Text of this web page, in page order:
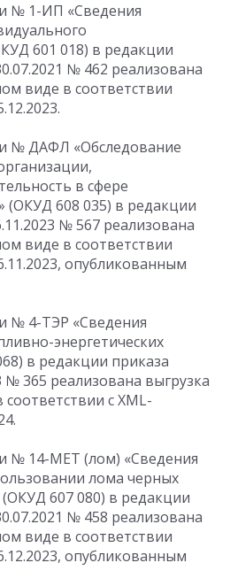
№ 1-ИП «Сведения
601 018) в редакции
№ 462 реализована
виде в соответствии
№ ДАФЛ «Обследование
в сфере
(ОКУД 608 035) в редакции
№ 567 реализована
виде в соответствии
опубликованным
№ 4-ТЭР «Сведения
энергетических
в редакции приказа
№ 365 реализована выгрузка
с XML-
№ 14-МЕТ (лом) «Сведения
лома черных
607 080) в редакции
№ 458 реализована
виде в соответствии
опубликованным